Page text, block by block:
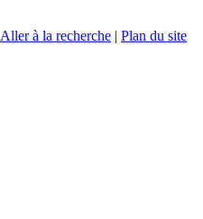
Aller à la recherche | Plan du site